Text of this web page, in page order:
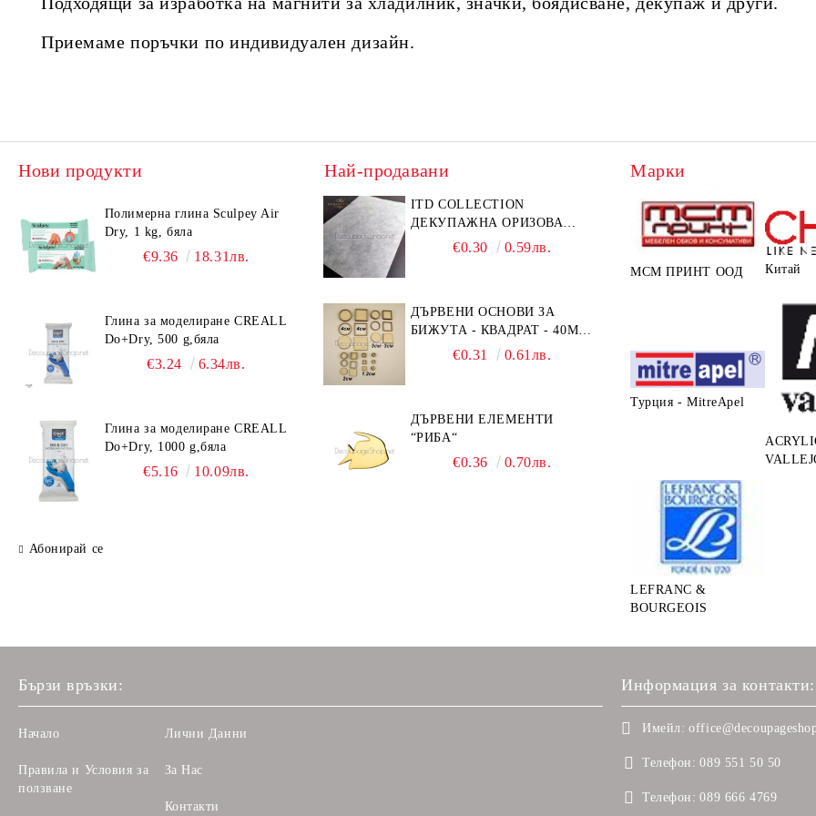
Приемаме поръчки по индивидуален дизайн.
Нови продукти
Полимерна глина Sculpey Air
Dry, 1 kg, бяла
€9.36 18.31лв.
Глина за моделиране CREALL
Do+Dry, 500 g,бяла
€3.24 6.34лв.
Глина за моделиране CREALL
Do+Dry, 1000 g,бяла
€5.16 10.09лв.
Абонирай се
Най-продавани
ITD COLLECTION
ДЕКУПАЖНА ОРИЗОВА
ХАРТИЯ А5 БЯЛА - RC044
€0.30 0.59лв.
ДЪРВЕНИ ОСНОВИ ЗА
БИЖУТА - КВАДРАТ - 40ММ
- ОСНОВИ + РАМКА
€0.31 0.61лв.
ДЪРВЕНИ ЕЛЕМЕНТИ
“РИБА“
€0.36 0.70лв.
Марки
МСМ ПРИНТ ООД Китай
Турция - MitreApel
LEFRANC &
BOURGEOIS
Бързи връзки:
Начало
Правила и Условия за
ползване
Лични Данни
За Нас
Контакти
Информация за контакти:
Имейл:
Телефон: 089 551 50 50
Телефон: 089 666 4769